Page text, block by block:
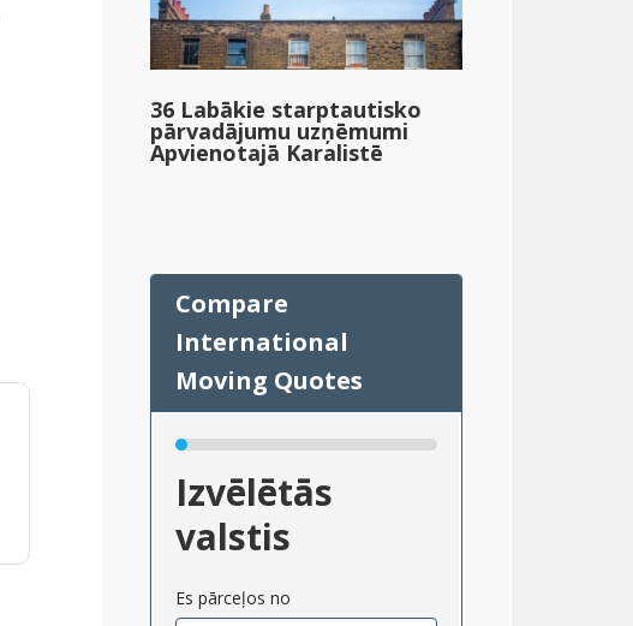
36 Labākie starptautisko
pārvadājumu uzņēmumi
Apvienotajā Karalistē
Izvēlētās
valstis
Es pārceļos no